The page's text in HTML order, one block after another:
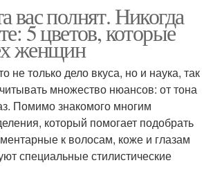
вас полнят. Никогда
5 цветов, которые
женщин
не только дело вкуса, но и наука, так
множество нюансов: от тона
Помимо знакомого многим
который помогает подобрать
к волосам, коже и глазам
специальные стилистические